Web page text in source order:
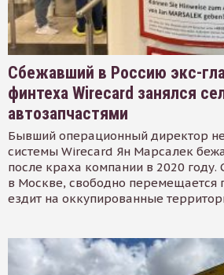
Сбежавший в Россию экс-
финтеха Wirecard занялся
автозапчастями
Бывший операционный директор
системы Wirecard Ян Марсалек
после краха компании в 2020 году.
в Москве, свободно перемещается
ездит на оккупированные